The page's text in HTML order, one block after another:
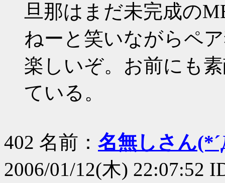
旦那はまだ未完成の
ねーと笑いながらペ
楽しいぞ。お前にも
ている。
402 名前： 名無しさん
2006/01/12(木) 22:07:52